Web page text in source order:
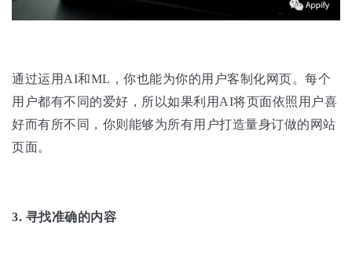
通过运用AI和ML，你也能为你的用户客制化网页。每个
用户都有不同的爱好，所以如果利用AI将页面依照用户喜
好而有所不同，你则能够为所有用户打造量身订做的网站
页面。
3. 寻找准确的内容